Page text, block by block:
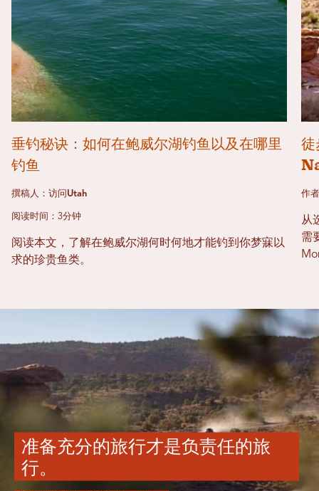
垂钓秘诀：如何在鲍威尔湖钓鱼以及在哪里
钓鱼
撰稿人：访问Utah
阅读时间：3分钟
阅读本文，了解在鲍威尔湖何时何地才能钓到你梦寐以
求的珍贵鱼类。
作
从
需
准备充分的旅行才是负责任的旅
行。